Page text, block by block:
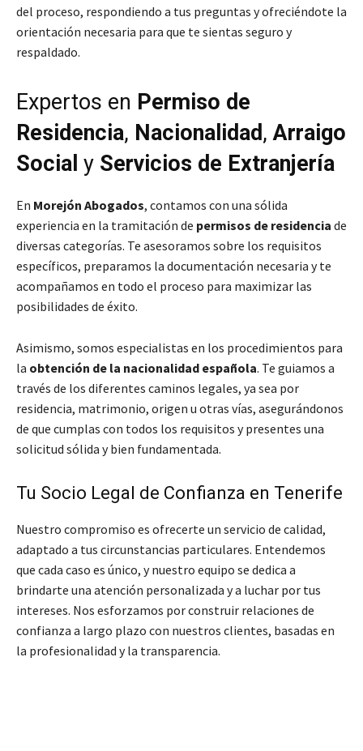
del proceso, respondiendo a tus preguntas y ofreciéndote la
orientación necesaria para que te sientas seguro y
respaldado.
Expertos en Permiso de
Residencia, Nacionalidad,Arraigo
Social y Servicios de Extranjería
En Morejón Abogados, contamos con una sólida
experiencia en la tramitación de permisos de residencia de
diversas categorías. Te asesoramos sobre los requisitos
específicos, preparamos la documentación necesaria y te
acompañamos en todo el proceso para maximizar las
posibilidades de éxito.
Asimismo, somos especialistas en los procedimientos para
la obtención de la nacionalidad española. Te guiamos a
través de los diferentes caminos legales, ya sea por
residencia, matrimonio, origen u otras vías, asegurándonos
de que cumplas con todos los requisitos y presentes una
solicitud sólida y bien fundamentada.
Tu Socio Legal de Confianza en Tenerife
Nuestro compromiso es ofrecerte un servicio de calidad,
adaptado a tus circunstancias particulares. Entendemos
que cada caso es único, y nuestro equipo se dedica a
brindarte una atención personalizada y a luchar por tus
intereses. Nos esforzamos por construir relaciones de
confianza a largo plazo con nuestros clientes, basadas en
la profesionalidad y la transparencia.